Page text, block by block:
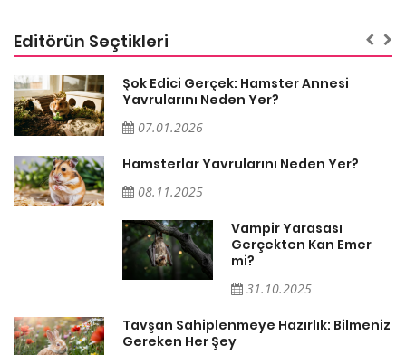
Editörün Seçtikleri
Şok Edici Gerçek: Hamster Annesi
Yavrularını Neden Yer?
07.01.2026
Hamsterlar Yavrularını Neden Yer?
08.11.2025
Vampir Yarasası
Gerçekten Kan Emer
mi?
31.10.2025
Tavşan Sahiplenmeye Hazırlık: Bilmeniz
Gereken Her Şey